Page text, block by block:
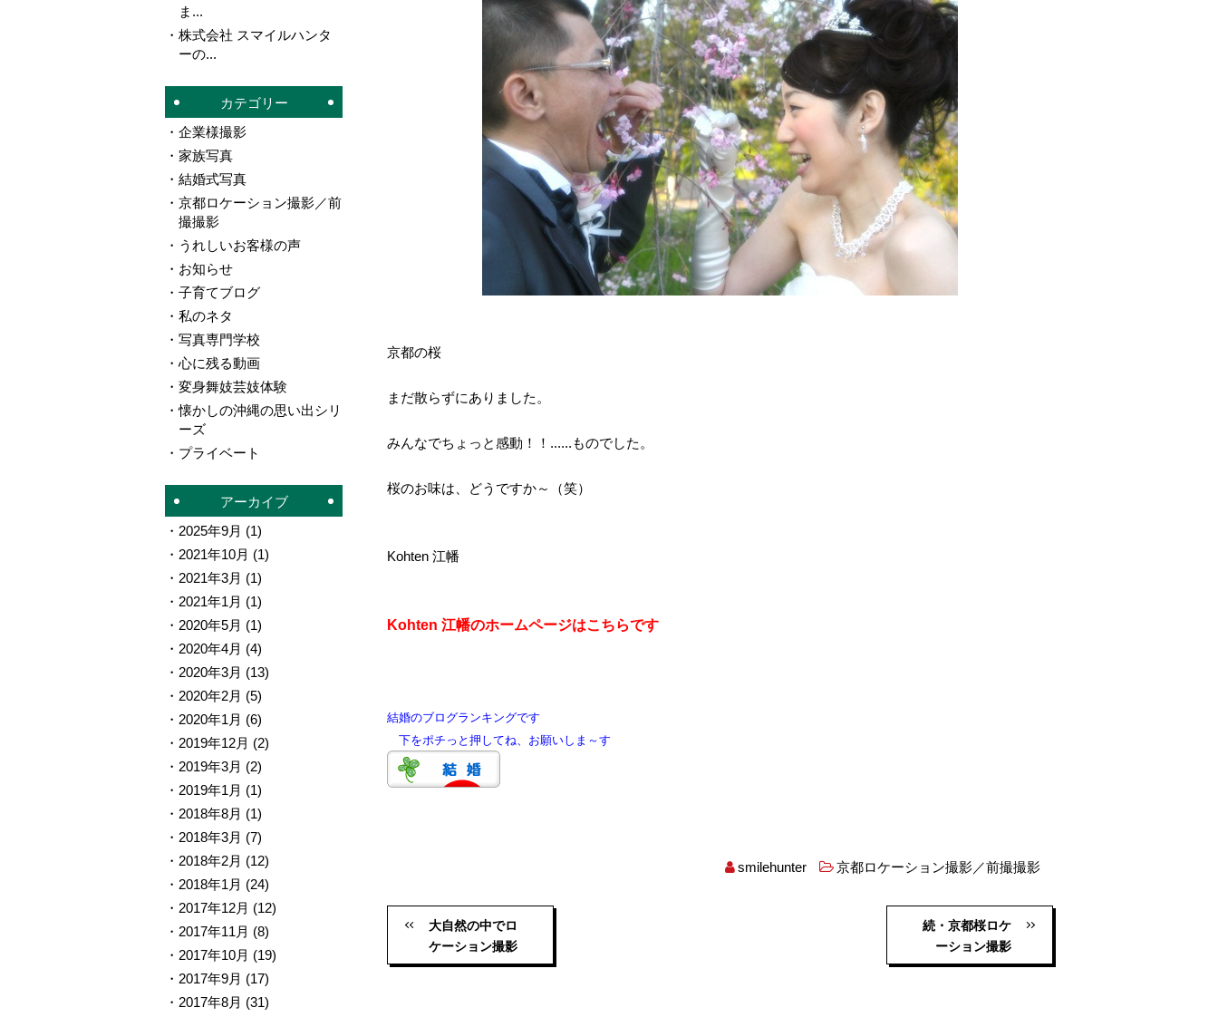
京都の桜
まだ散らずにありました。
みんなでちょっと感動！！......ものでした。
桜のお味は、どうですか～（笑）
Kohten 江幡
Kohten 江幡のホームページはこちらです
結婚のブログランキングです
下をポチっと押してね、お願いしま～す
smilehunter 京都ロケーション撮影／前撮撮影
大自然の中でロ
ケーション撮影
続・京都桜ロケ
ーション撮影
ま...
株式会社 スマイルハンタ
ーの...
カテゴリー
企業様撮影
家族写真
結婚式写真
京都ロケーション撮影／前
撮撮影
うれしいお客様の声
お知らせ
子育てブログ
私のネタ
写真専門学校
心に残る動画
変身舞妓芸妓体験
懐かしの沖縄の思い出シリ
ーズ
プライベート
アーカイブ
2025年9月 (1)
2021年10月 (1)
2021年3月 (1)
2021年1月 (1)
2020年5月 (1)
2020年4月 (4)
2020年3月 (13)
2020年2月 (5)
2020年1月 (6)
2019年12月 (2)
2019年3月 (2)
2019年1月 (1)
2018年8月 (1)
2018年3月 (7)
2018年2月 (12)
2018年1月 (24)
2017年12月 (12)
2017年11月 (8)
2017年10月 (19)
2017年9月 (17)
2017年8月 (31)